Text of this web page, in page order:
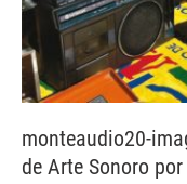
monteaudio20-
de Arte Sonoro